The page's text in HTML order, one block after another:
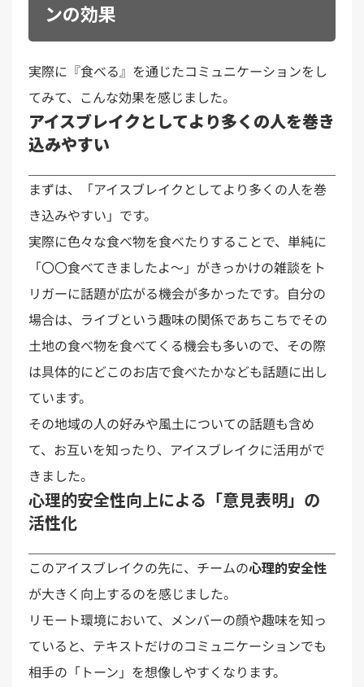
ンの効果
実際に『食べる』を通じたコミュニケーションをし
てみて、こんな効果を感じました。
アイスブレイクとしてより多くの人を巻き
込みやすい
まずは、「アイスブレイクとしてより多くの人を巻
き込みやすい」です。
実際に色々な食べ物を食べたりすることで、単純に
「〇〇食べてきましたよ〜」がきっかけの雑談をト
リガーに話題が広がる機会が多かったです。自分の
場合は、ライブという趣味の関係であちこちでその
土地の食べ物を食べてくる機会も多いので、その際
は具体的にどこのお店で食べたかなども話題に出し
ています。
その地域の人の好みや風土についての話題も含め
て、お互いを知ったり、アイスブレイクに活用がで
きました。
心理的安全性向上による「意見表明」の
活性化
このアイスブレイクの先に、チームの心理的安全性
が大きく向上するのを感じました。
リモート環境において、メンバーの顔や趣味を知っ
ていると、テキストだけのコミュニケーションでも
相手の「トーン」を想像しやすくなります。